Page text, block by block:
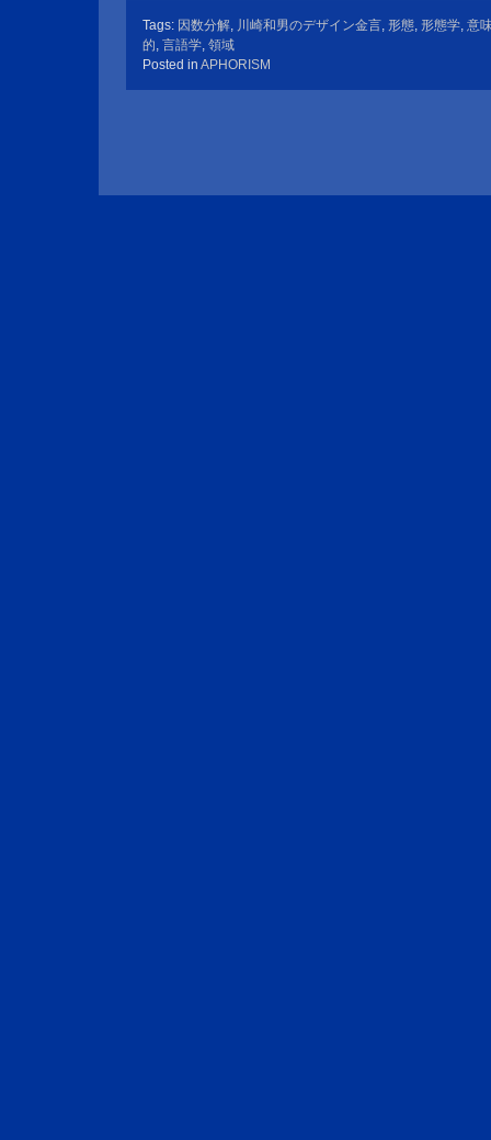
Tags: 因数分解 川崎和男のデザイン金言 形態 形態学 意
的 言語学 領域
Posted in APHORISM